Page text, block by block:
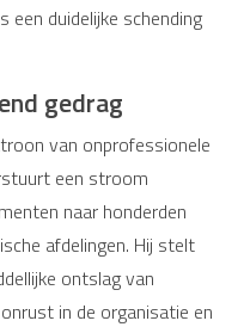
duidelijke schending
gedrag
van onprofessionele
een stroom
naar honderden
afdelingen. Hij stelt
ontslag van
in de organisatie en